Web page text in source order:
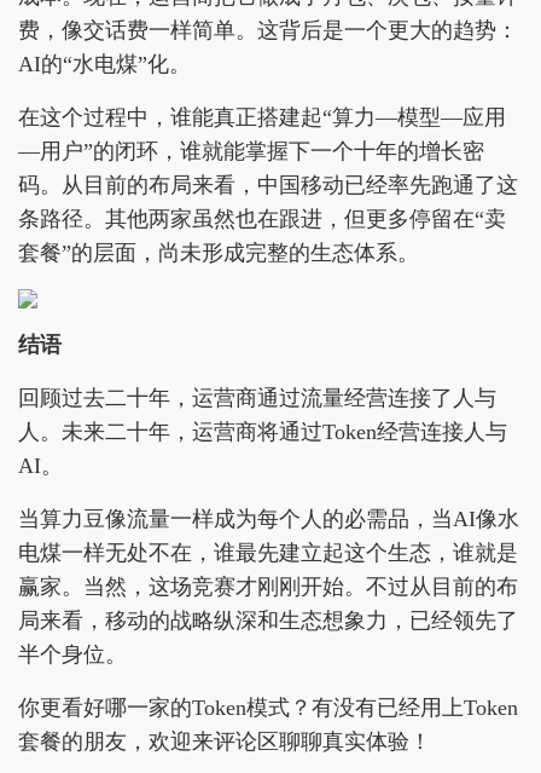
费，像交话费一样简单。这背后是一个更大的趋势：
AI的“水电煤”化。
在这个过程中，谁能真正搭建起“算力—模型—应用
—用户”的闭环，谁就能掌握下一个十年的增长密
码。从目前的布局来看，中国移动已经率先跑通了这
条路径。其他两家虽然也在跟进，但更多停留在“卖
套餐”的层面，尚未形成完整的生态体系。
结语
回顾过去二十年，运营商通过流量经营连接了人与
人。未来二十年，运营商将通过Token经营连接人与
AI。
当算力豆像流量一样成为每个人的必需品，当AI像水
电煤一样无处不在，谁最先建立起这个生态，谁就是
赢家。当然，这场竞赛才刚刚开始。不过从目前的布
局来看，移动的战略纵深和生态想象力，已经领先了
半个身位。
你更看好哪一家的Token模式？有没有已经用上Token
套餐的朋友，欢迎来评论区聊聊真实体验！